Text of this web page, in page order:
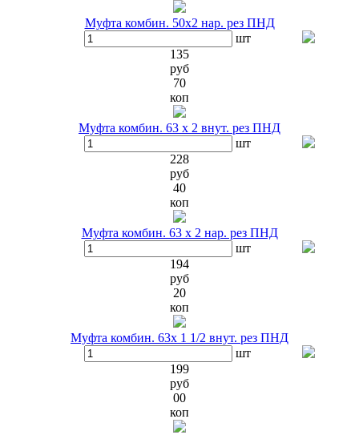
Муфта комбин. 50х2 нар. рез ПНД
шт
135
руб
70
коп
Муфта комбин. 63 х 2 внут. рез ПНД
шт
228
руб
40
коп
Муфта комбин. 63 х 2 нар. рез ПНД
шт
194
руб
20
коп
Муфта комбин. 63х 1 1/2 внут. рез ПНД
шт
199
руб
00
коп